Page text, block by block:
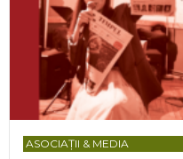
ASOCIAȚII & MEDIA